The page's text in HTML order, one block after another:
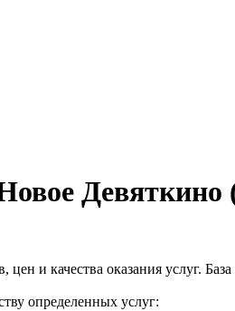
цен и качества оказания услуг.
определенных услуг: